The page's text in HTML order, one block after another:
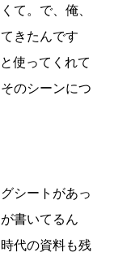
て。で、俺、
きたんです
使ってくれて
のシーンにつ
シートがあっ
書いてるん
代の資料も残